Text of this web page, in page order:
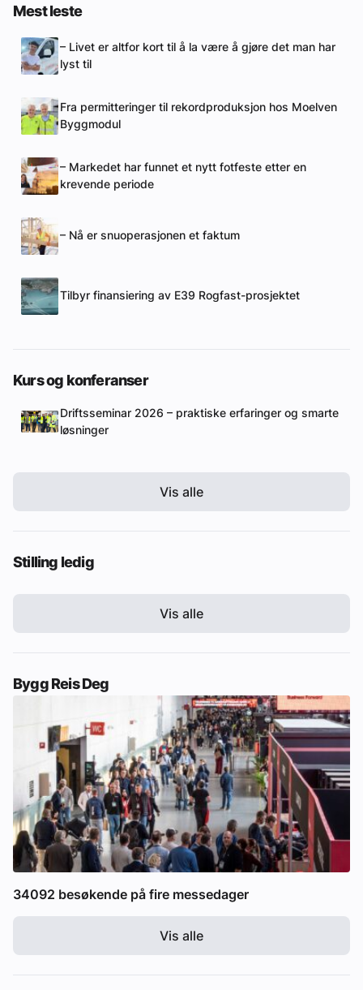
Mest leste
– Livet er altfor kort til å la være å gjøre det man har
lyst til
Fra permitteringer til rekordproduksjon hos Moelven
Byggmodul
– Markedet har funnet et nytt fotfeste etter en
krevende periode
– Nå er snuoperasjonen et faktum
Tilbyr finansiering av E39 Rogfast-prosjektet
Kurs og konferanser
Driftsseminar 2026 – praktiske erfaringer og smarte
løsninger
Vis alle
Stilling ledig
Vis alle
Bygg Reis Deg
34092 besøkende på fire messedager
Vis alle